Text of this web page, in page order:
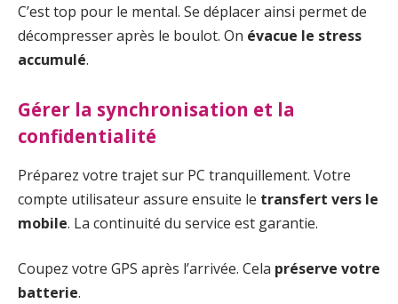
C’est top pour le mental. Se déplacer ainsi permet de
décompresser après le boulot. On évacue le stress
accumulé.
Gérer la synchronisation et la
confidentialité
Préparez votre trajet sur PC tranquillement. Votre
compte utilisateur assure ensuite le transfert vers le
mobile. La continuité du service est garantie.
Coupez votre GPS après l’arrivée. Cela préserve votre
batterie.